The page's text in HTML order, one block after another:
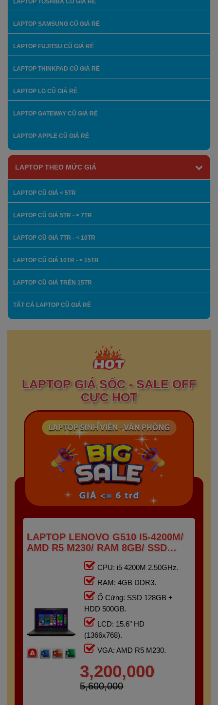
LAPTOP SAMSUNG CŨ GIÁ RẺ
LAPTOP FUJITSU CŨ GIÁ RẺ
LAPTOP THINKPAD CŨ GIÁ RẺ
LAPTOP LG CŨ GIÁ RẺ
LAPTOP GATEWAY CŨ GIÁ RẺ
LAPTOP APPLE CŨ GIÁ RẺ
LAPTOP THEO MỨC GIÁ
LAPTOP CŨ GIÁ < 5TR
LAPTOP CŨ GIÁ 5TR - < 7TR
LAPTOP CŨ GIÁ 7TR - < 10TR
LAPTOP CŨ GIÁ 10TR - < 15TR
LAPTOP CŨ GIÁ TRÊN 15TR
TẤT CẢ LAPTOP CŨ GIÁ RẺ
LAPTOP GIÁ SỐC - SALE OFF
CỰC HOT
LAPTOP LENOVO G510 I5-4200M/
AMD R5 M230/ RAM 8GB/ SSD
128GB + HDD 500GB/ 15.6" HD
CPU: i5 4200M 2.50GHz.
RAM: 4GB DDR3.
Ổ Cứng: SSD 128GB +
HDD 500GB.
LCD: 15.6" HD
(1366x768).
VGA: AMD R5 M230.
3,200,000
5,600,000